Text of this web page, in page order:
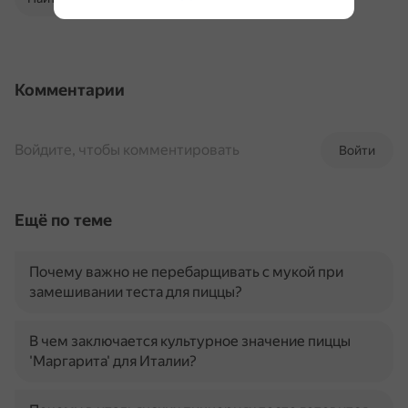
Комментарии
Войти
Войдите, чтобы комментировать
Ещё по теме
Почему важно не перебарщивать с мукой при
замешивании теста для пиццы?
В чем заключается культурное значение пиццы
'Маргарита' для Италии?